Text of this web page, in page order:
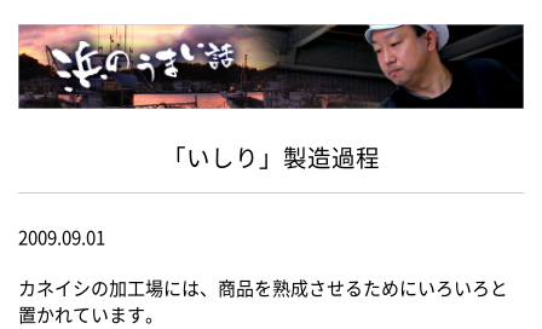
「いしり」製造過程
2009.09.01
カネイシの加工場には、商品を熟成させるためにいろいろと
置かれています。